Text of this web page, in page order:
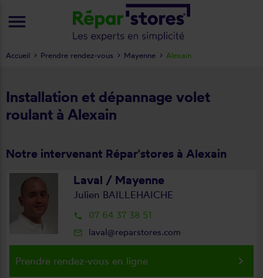
Installation et dépannage volet
roulant à Alexain
Notre intervenant Répar'stores à Alexain
Laval / Mayenne
Julien BAILLEHAICHE
local_phone 07 64 37 38 51
mail_outline laval@reparstores.com
Prendre rendez-vous en ligne keyboard_arrow_right
Accueil Prendre rendez-vous Mayenne Alexain
menu